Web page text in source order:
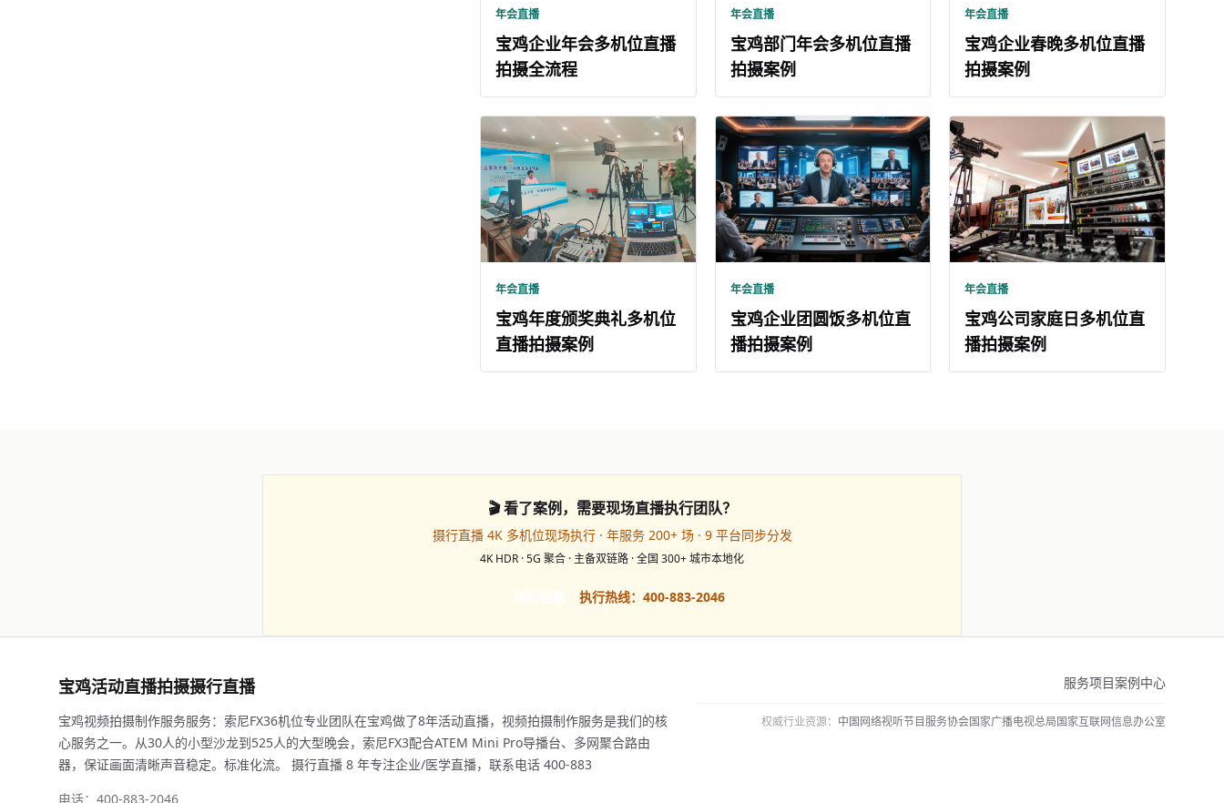
年会直播
宝鸡企业年会多机位直播
拍摄全流程
年会直播
宝鸡部门年会多机位直播
拍摄案例
年会直播
宝鸡企业春晚多机位直播
拍摄案例
年会直播
宝鸡年度颁奖典礼多机位
直播拍摄案例
年会直播
宝鸡企业团圆饭多机位直
播拍摄案例
年会直播
宝鸡公司家庭日多机位直
播拍摄案例
🎬 看了案例，需要现场直播执行团队？
摄行直播 4K 多机位现场执行 · 年服务 200+ 场 · 9 平台同步分发
4K HDR · 5G 聚合 · 主备双链路 · 全国 300+ 城市本地化
执行热线：400-883-2046
宝鸡活动直播拍摄摄行直播
宝鸡视频拍摄制作服务服务：索尼FX36机位专业团队在宝鸡做了8年活动直播，视频拍摄制作服务是我们的核
心服务之一。从30人的小型沙龙到525人的大型晚会，索尼FX3配合ATEM Mini Pro导播台、多网聚合路由
器，保证画面清晰声音稳定。标准化流。 摄行直播 8 年专注企业/医学直播，联系电话 400-883
电话：400-883-2046
服务项目案例中心
权威行业资源： 中国网络视听节目服务协会国家广播电视总局国家互联网信息办公室